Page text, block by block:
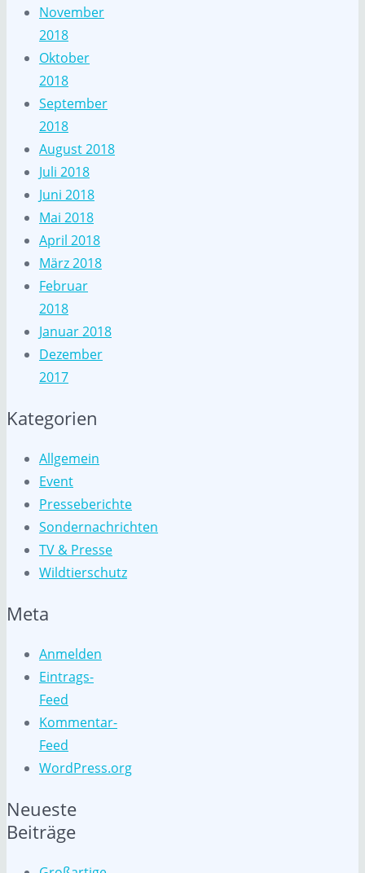
November
2018
Oktober
2018
September
2018
August 2018
Juli 2018
Juni 2018
Mai 2018
April 2018
März 2018
Februar
2018
Januar 2018
Dezember
2017
Kategorien
Allgemein
Event
Presseberichte
Sondernachrichten
TV & Presse
Wildtierschutz
Meta
Anmelden
Eintrags-
Feed
Kommentar-
Feed
WordPress.org
Neueste
Beiträge